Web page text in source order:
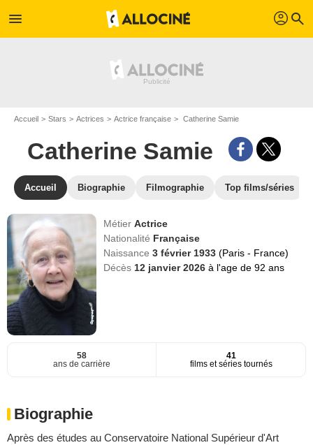
menu profil search
Accueil Stars Actrices Actrice française Catherine Samie
Catherine Samie
Accueil Biographie Filmographie Top films/séries
MétierActrice
Nationalité Française
Naissance3 février 1933(Paris - France)
Décès 12 janvier 2026à l'age de 92 ans
58
ans de carrière
41
films et séries tournés
Biographie
Après des études au Conservatoire National Supérieur d'Art